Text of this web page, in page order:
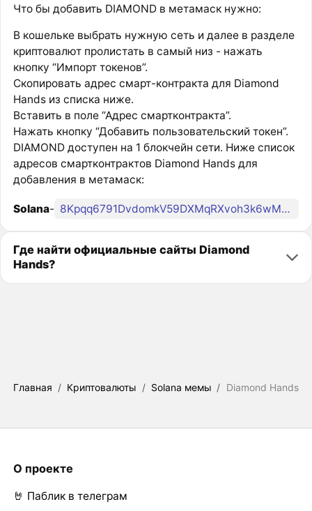
Что бы добавить DIAMOND в метамаск нужно:
В кошельке выбрать нужную сеть и далее в разделе
криптовалют пролистать в самый низ - нажать
кнопку “Импорт токенов”.
Скопировать адрес смарт-контракта для Diamond
Hands из списка ниже.
Вставить в поле “Адрес смартконтракта”.
Нажать кнопку “Добавить пользовательский токен”.
DIAMOND доступен на 1 блокчейн сети. Ниже список
адресов смартконтрактов Diamond Hands для
добавления в метамаск:
Solana- 8Kpqq6791DvdomkV59DXMqRXvoh3k6wM6nbFNkcBpump
Где найти официальные сайты Diamond
Hands?
Главная / Криптовалюты / Solana мемы / Diamond Hands
О проекте
🤘 Паблик в телеграм